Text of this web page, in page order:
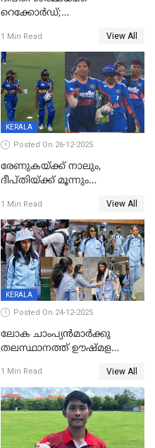
റെക്കോർഡ്;
ടി20 പരമ്പര തൂത്തുവാരി
ഇന്ത്യ
1 Min Read View All
KERALA
Posted On 26-12-2025
രേണുകയ്ക്ക് നാലും,
ദീപ്തിയ്ക്ക് മൂന്നും
ടി20യിലും ശ്രീലങ്കയ്ക്ക്
ബാറ്റിംഗ് തകര്‍ച്ച; ഇന്ത്യയ്ക്ക്
വിജയലക്ഷ്യം 113 റൺസ്
1 Min Read View All
KERALA
Posted On 24-12-2025
ലോക ചാംപ്യൻമാർക്കു
തലസ്ഥാനത്ത് ഊഷ്മള
മത്സരം ജയിച്ചാൽ ഇന്ത്യയ്ക്കു
പരമ്പര
1 Min Read View All